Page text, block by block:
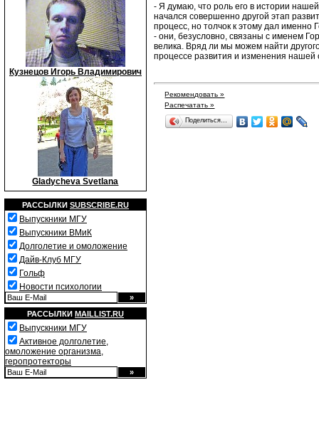
Кузнецов Игорь Владимирович
Gladycheva Svetlana
РАССЫЛКИ SUBSCRIBE.RU
Выпускники МГУ
Выпускники ВМиК
Долголетие и омоложение
Дайв-Клуб МГУ
Гольф
Новости психологии
РАССЫЛКИ MAILLIST.RU
Выпускники МГУ
Активное долголетие,
омоложение организма,
геропротекторы
- Я думаю, что роль его в истории
начался совершенно другой этап
процесс, но толчок к этому дал именно
- они, безусловно, связаны с именем
велика. Вряд ли мы можем найти
процессе развития и изменения нашей
Рекомендовать »
Распечатать »
Поделиться…